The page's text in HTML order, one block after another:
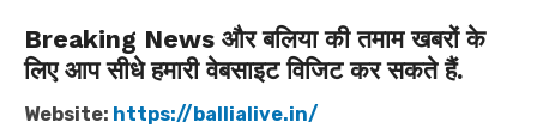
Breaking News और बलिया की तमाम खबरों के
लिए आप सीधे हमारी वेबसाइट विजिट कर सकते हैं.
Website: https://ballialive.in/